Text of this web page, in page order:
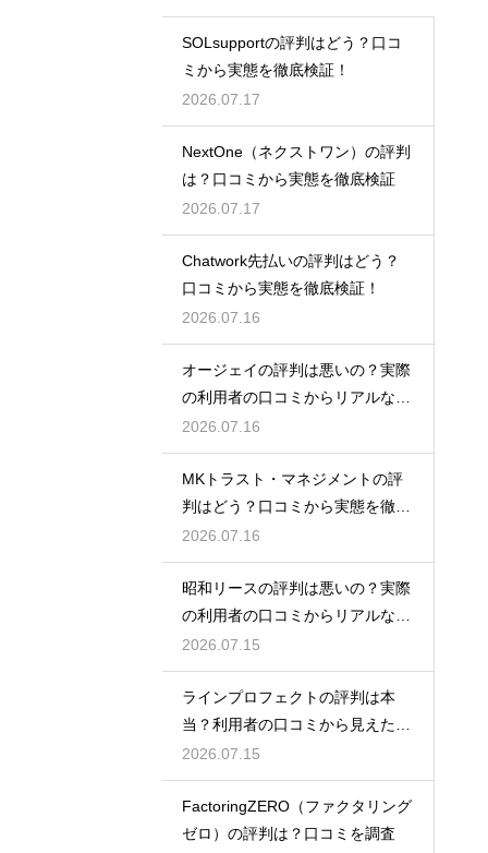
SOLsupportの評判はどう？口コ
ミから実態を徹底検証！
2026.07.17
NextOne（ネクストワン）の評判
は？口コミから実態を徹底検証
2026.07.17
Chatwork先払いの評判はどう？
口コミから実態を徹底検証！
2026.07.16
オージェイの評判は悪いの？実際
の利用者の口コミからリアルな実
態検証
2026.07.16
MKトラスト・マネジメントの評
判はどう？口コミから実態を徹底
検証！
2026.07.16
昭和リースの評判は悪いの？実際
の利用者の口コミからリアルな実
態検証
2026.07.15
ラインプロフェクトの評判は本
当？利用者の口コミから見えた実
態検証
2026.07.15
FactoringZERO（ファクタリング
ゼロ）の評判は？口コミを調査